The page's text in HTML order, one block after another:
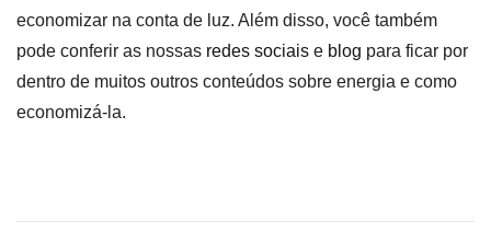
economizar na conta de luz. Além disso, você também
pode conferir as nossas redes sociais e blog para ficar por
dentro de muitos outros conteúdos sobre energia e como
economizá-la.